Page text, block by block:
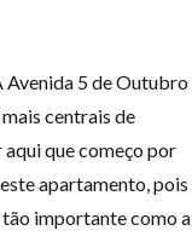
5 de Outubro
centrais de
aqui que começo por
apartamento, pois
tão importante como a